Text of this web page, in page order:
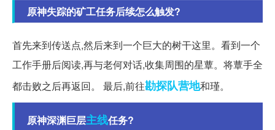
原神失踪的矿工任务后续怎么触发?
首先来到传送点,然后来到一个巨大的树干这里。看到一个
工作手册后阅读,再与老何对话,收集周围的星蕈。将蕈手全
都击败之后再返回。 最后,前往勘探队营地和瑾。
原神深渊巨层主线任务?